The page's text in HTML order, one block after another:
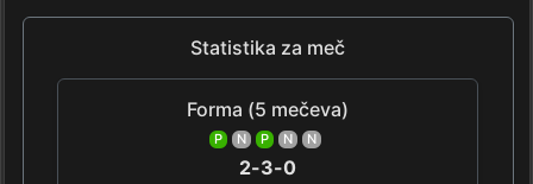
Statistika za meč
Forma (5 mečeva)
P N P N N
2-3-0